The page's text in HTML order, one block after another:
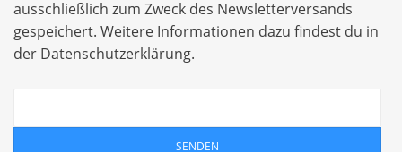
ausschließlich zum Zweck des Newsletterversands
gespeichert. Weitere Informationen dazu findest du in
der Datenschutzerklärung.